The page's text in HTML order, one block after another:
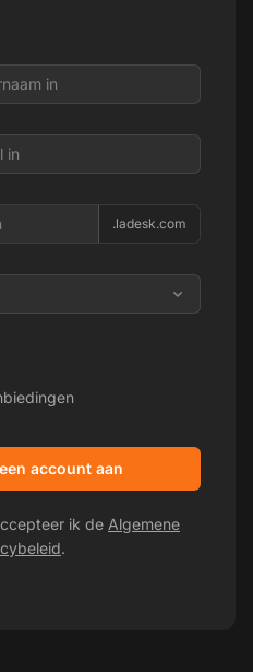
.ladesk.com
account aan
ik de Algemene
.